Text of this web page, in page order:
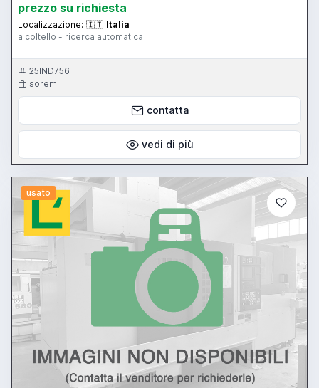
prezzo su richiesta
Localizzazione: 🇮🇹 Italia
a coltello - ricerca automatica
25IND756
sorem
contatta
vedi di più
usato